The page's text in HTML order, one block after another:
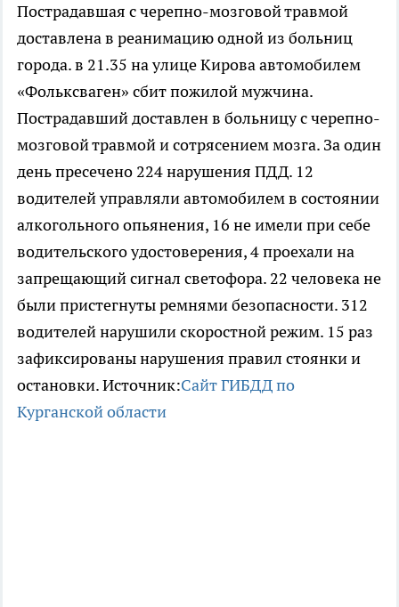
Пострадавшая с черепно-мозговой травмой
доставлена в реанимацию одной из больниц
города. в 21.35 на улице Кирова автомобилем
«Фольксваген» сбит пожилой мужчина.
Пострадавший доставлен в больницу с черепно-
мозговой травмой и сотрясением мозга. За один
день пресечено 224 нарушения ПДД. 12
водителей управляли автомобилем в состоянии
алкогольного опьянения, 16 не имели при себе
водительского удостоверения, 4 проехали на
запрещающий сигнал светофора. 22 человека не
были пристегнуты ремнями безопасности. 312
водителей нарушили скоростной режим. 15 раз
зафиксированы нарушения правил стоянки и
остановки. Источник:Сайт ГИБДД по
Курганской области